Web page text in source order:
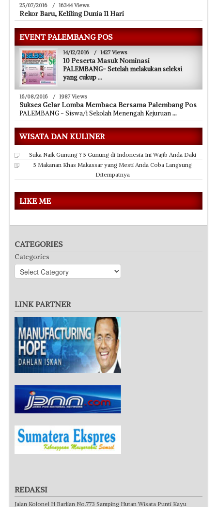
25/07/2016 / 16344 Views
Rekor Baru, Keliling Dunia 11 Hari
EVENT PALEMBANG POS
14/12/2016 / 1427 Views
10 Peserta Masuk Nominasi
PALEMBANG- Setelah melakukan seleksi
yang cukup
16/08/2016 / 1987 Views
Sukses Gelar Lomba Membaca Bersama Palembang Pos
PALEMBANG - Siswa/i Sekolah Menengah Kejuruan
WISATA DAN KULINER
Suka Naik Gunung ? 5 Gunung di Indonesia Ini Wajib Anda Daki
5 Makanan Khas Makassar yang Mesti Anda Coba Langsung
Ditempatnya
LIKE ME
CATEGORIES
Categories
LINK PARTNER
REDAKSI
Jalan Kolonel H Barlian No.773 Samping Hutan Wisata Punti Kayu